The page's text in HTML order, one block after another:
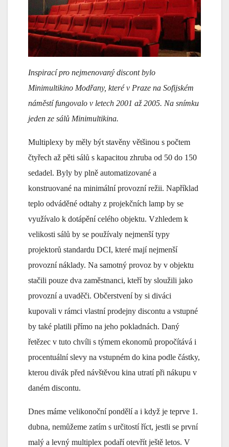
Inspirací pro nejmenovaný discont bylo
Minimultikino Modřany, které v Praze na Sofijském
náměstí fungovalo v letech 2001 až 2005. Na snímku
jeden ze sálů Minimultikina.
Multiplexy by měly být stavěny většinou s počtem
čtyřech až pěti sálů s kapacitou zhruba od 50 do 150
sedadel. Byly by plně automatizované a
konstruované na minimální provozní režii. Například
teplo odváděné odtahy z projekčních lamp by se
využívalo k dotápění celého objektu. Vzhledem k
velikosti sálů by se používaly nejmenší typy
projektorů standardu DCI, které mají nejmenší
provozní náklady. Na samotný provoz by v objektu
stačili pouze dva zaměstnanci, kteří by sloužili jako
provozní a uvaděči. Občerstvení by si diváci
kupovali v rámci vlastní prodejny discontu a vstupné
by také platili přímo na jeho pokladnách. Daný
řetězec v tuto chvíli s týmem ekonomů propočítává i
procentuální slevy na vstupném do kina podle částky,
kterou divák před návštěvou kina utratí při nákupu v
daném discontu.
Dnes máme velikonoční pondělí a i když je teprve 1.
dubna, nemůžeme zatím s určitostí říct, jestli se první
malý a levný multiplex podaří otevřít ještě letos. V